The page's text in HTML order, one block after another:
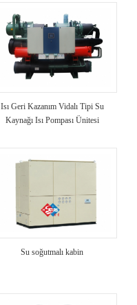
Isı Geri Kazanım Vidalı Tipi Su
Kaynağı Isı Pompası Ünitesi
Su soğutmalı kabin